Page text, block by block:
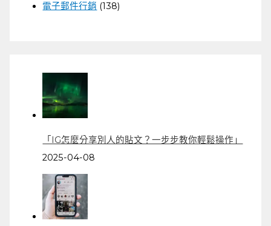
電子郵件行銷 (138)
「IG怎麼分享別人的貼文？一步步教你輕鬆操作」
2025-04-08